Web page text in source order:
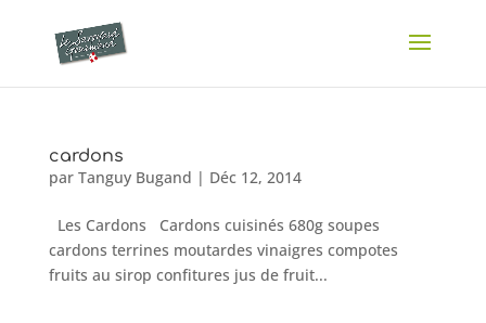
cardons
par Tanguy Bugand | Déc 12, 2014
Les Cardons Cardons cuisinés 680g soupes
cardons terrines moutardes vinaigres compotes
fruits au sirop confitures jus de fruit...